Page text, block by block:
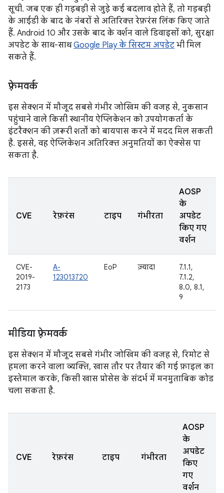
सूची. जब एक ही गड़बड़ी से जुड़े कई बदलाव होते हैं, तो गड़बड़ी
के आईडी के बाद के नंबरों से अतिरिक्त रेफ़रंस लिंक किए जाते
हैं. Android 10 और उसके बाद के वर्शन वाले डिवाइसों को, सुरक्षा
अपडेट के साथ-साथGoogle Play के सिस्टम अपडेट भी मिल
सकते हैं.
फ़्रेमवर्क
इस सेक्शन में मौजूद सबसे गंभीर जोखिम की वजह से, नुकसान
पहुंचाने वाले किसी स्थानीय ऐप्लिकेशन को उपयोगकर्ता के
इंटरैक्शन की ज़रूरी शर्तों को बायपास करने में मदद मिल सकती
है. इससे, वह ऐप्लिकेशन अतिरिक्त अनुमतियों का ऐक्सेस पा
सकता है.
CVE रेफ़रंस टाइप गंभीरता
AOSP
के
अपडेट
किए गए
वर्शन
CVE-
2019-
2173
A-
123013720
EoP ज़्यादा
7.1.1,
7.1.2,
8.0, 8.1,
9
मीडिया फ़्रेमवर्क
इस सेक्शन में मौजूद सबसे गंभीर जोखिम की वजह से, रिमोट से
हमला करने वाला व्यक्ति, खास तौर पर तैयार की गई फ़ाइल का
इस्तेमाल करके, किसी खास प्रोसेस के संदर्भ में मनमुताबिक कोड
चला सकता है.
CVE रेफ़रंस टाइप गंभीरता
AOSP
के
अपडेट
किए
गए
वर्शन